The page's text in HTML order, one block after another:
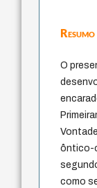
Resumo
O
ôntico-
como